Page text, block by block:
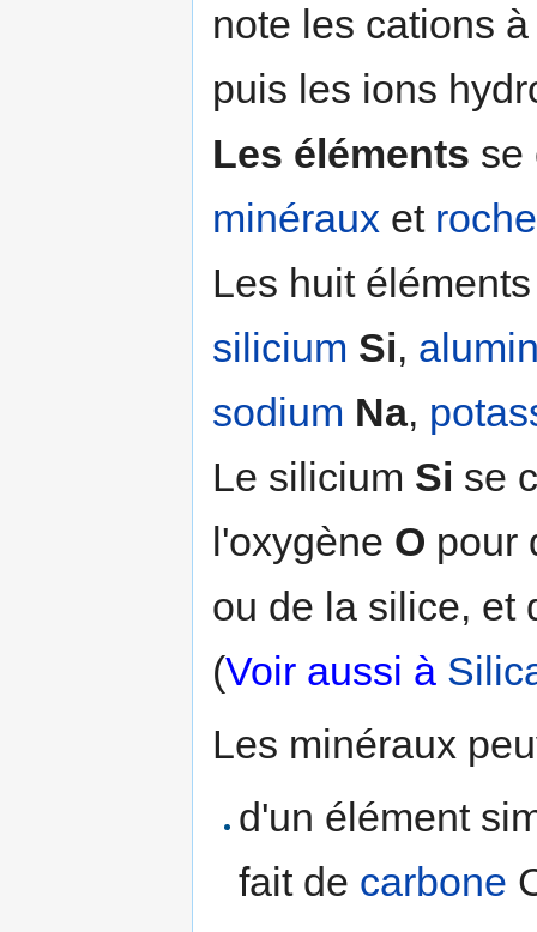
note les cations
puis les ions
Les éléments se
minéraux et
Les huit
silicium Si,
sodium Na,
Le silicium Si se
l'oxygène O pour
ou de la silice, et
(Voir aussi à
Les minéraux
d'un élément
fait de carbone